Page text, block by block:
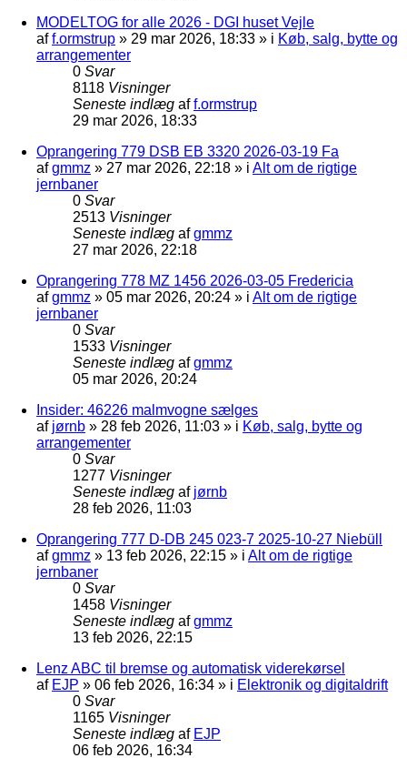
MODELTOG for alle 2026 - DGI huset Vejle
aff.ormstrup » 29 mar 2026, 18:33 » i Køb, salg, bytte og
arrangementer
0 Svar
8118 Visninger
Seneste indlæg aff.ormstrup
29 mar 2026, 18:33
Oprangering 779 DSB EB 3320 2026-03-19 Fa
afgmmz » 27 mar 2026, 22:18 » i Alt om de rigtige
jernbaner
0 Svar
2513 Visninger
Seneste indlæg afgmmz
27 mar 2026, 22:18
Oprangering 778 MZ 1456 2026-03-05 Fredericia
afgmmz » 05 mar 2026, 20:24 » i Alt om de rigtige
jernbaner
0 Svar
1533 Visninger
Seneste indlæg afgmmz
05 mar 2026, 20:24
Insider: 46226 malmvogne sælges
af jørnb » 28 feb 2026, 11:03 » i Køb, salg, bytte og
arrangementer
0 Svar
1277 Visninger
Seneste indlæg af jørnb
28 feb 2026, 11:03
Oprangering 777 D-DB 245 023-7 2025-10-27 Niebüll
afgmmz » 13 feb 2026, 22:15 » i Alt om de rigtige
jernbaner
0 Svar
1458 Visninger
Seneste indlæg afgmmz
13 feb 2026, 22:15
Lenz ABC til bremse og automatisk viderekørsel
af EJP » 06 feb 2026, 16:34 » i Elektronik og digitaldrift
0 Svar
1165 Visninger
Seneste indlæg af EJP
06 feb 2026, 16:34